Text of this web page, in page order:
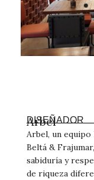
Arbel
DISEÑADOR
Arbel, un
Beltá &
sabiduría y
de riqueza